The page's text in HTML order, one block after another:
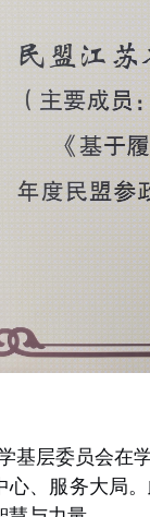
基层委员会在
、服务大局